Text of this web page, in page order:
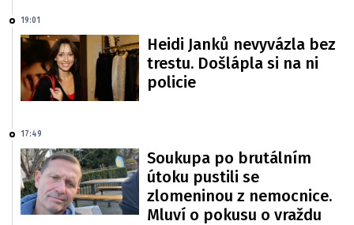
19:01
Heidi Janků nevyvázla bez
trestu. Došlápla si na ni
policie
17:49
Soukupa po brutálním
útoku pustili se
zlomeninou z nemocnice.
Mluví o pokusu o vraždu